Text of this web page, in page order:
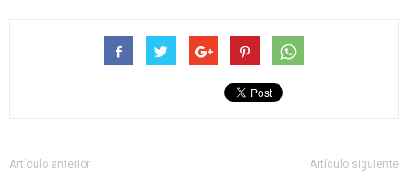
Artículo anterior Artículo siguiente